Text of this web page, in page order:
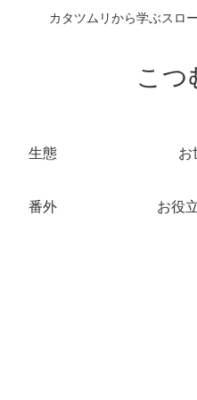
カタツムリから学ぶスロ
こつ
生態 お
番外 お役